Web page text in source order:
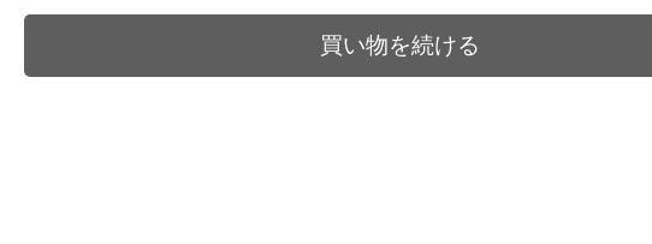
買い物を続ける